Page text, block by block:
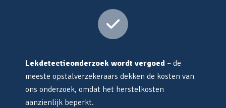
Lekdetectieonderzoek wordt vergoed – de
meeste opstalverzekeraars dekken de kosten van
ons onderzoek, omdat het herstelkosten
aanzienlijk beperkt.